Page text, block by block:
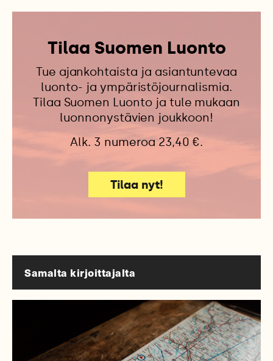
Tilaa Suomen Luonto
Tue ajankohtaista ja asiantuntevaa
luonto- ja ympäristöjournalismia.
Tilaa Suomen Luonto ja tule mukaan
luonnonystävien joukkoon!
Alk. 3 numeroa 23,40 €.
Tilaa nyt!
Samalta kirjoittajalta